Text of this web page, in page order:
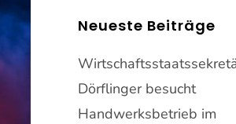
Neueste Beiträge
Dörflinger besucht
Handwerksbetrieb im